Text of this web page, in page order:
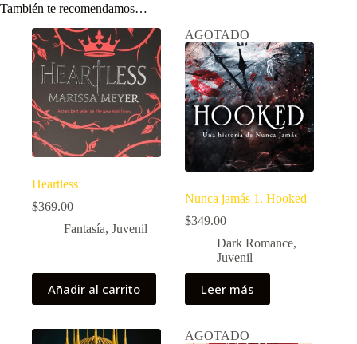
También te recomendamos…
Heartless
$369.00
Fantasía, Juvenil
Añadir al carrito
AGOTADO
Nunca jamás 1. Hooked
$349.00
Dark Romance,
Juvenil
Leer más
AGOTADO